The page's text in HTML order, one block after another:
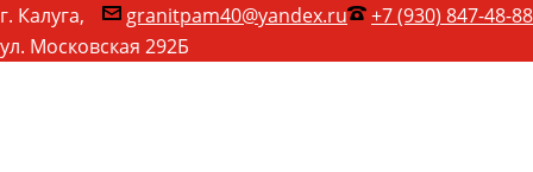
+7 (930) 847-48-88
granitpam40@yandex.ru
г. Калуга,
ул. Московская 292Б